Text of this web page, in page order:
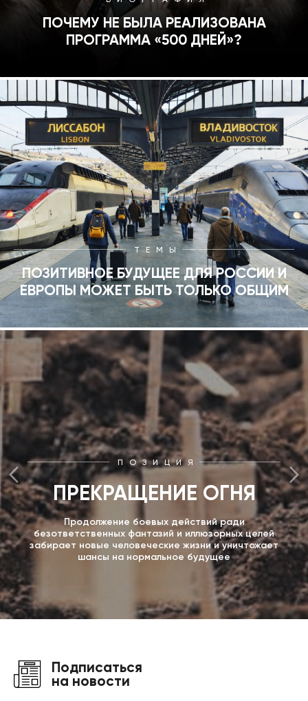
ПОЧЕМУ НЕ БЫЛА РЕАЛИЗОВАНА
ПРОГРАММА «500 ДНЕЙ»?
ТЕМЫ
ПОЗИТИВНОЕ БУДУЩЕЕ ДЛЯ РОССИИ И
ЕВРОПЫ МОЖЕТ БЫТЬ ТОЛЬКО ОБЩИМ
ПОЗИЦИЯ
ПРЕКРАЩЕНИЕ ОГНЯ
Продолжение боевых действий ради
безответственных фантазий и иллюзорных целей
забирает новые человеческие жизни и уничтожает
шансы на нормальное будущее
Подписаться
на новости